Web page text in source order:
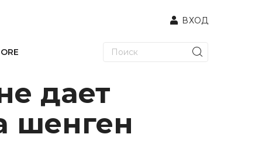
ВХОД
дает
шенген